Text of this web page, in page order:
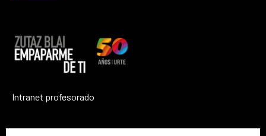
Intranet profesorado